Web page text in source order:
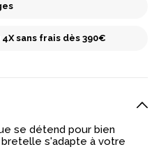
sans frais dès 390€
se détend pour bien
s'adapte à votre